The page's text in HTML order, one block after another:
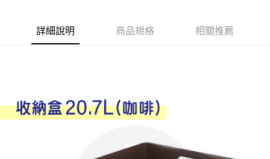
街口支付
AFTEE先享後付
相關說明
AFTEE先享後付是「在收到商品之後才付款」的支付方式。 讓您購物簡單
詳細說明 商品規格 相關推薦